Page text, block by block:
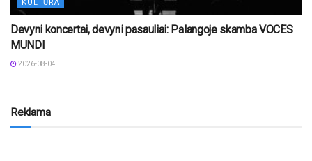
KULTŪRA
Devyni koncertai, devyni pasauliai: Palangoje skamba VOCES
MUNDI
2026-08-04
Reklama